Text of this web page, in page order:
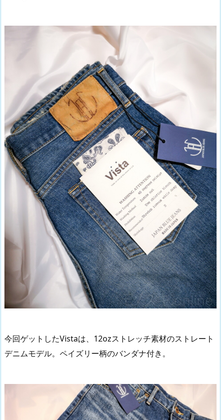
今回ゲットしたVistaは、12ozストレッチ素材のストレート
デニムモデル。ペイズリー柄のバンダナ付き。